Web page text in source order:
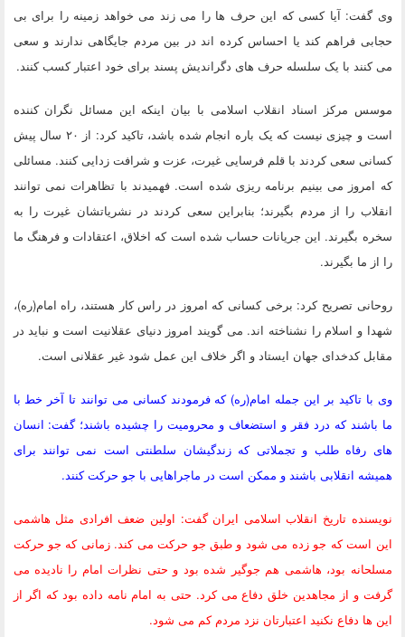
وی گفت: آیا کسی که این حرف ها را می زند می خواهد زمینه را برای بی
حجابی فراهم کند یا احساس کرده اند در بین مردم جایگاهی ندارند و سعی
می کنند با یک سلسله حرف های دگراندیش پسند برای خود اعتبار کسب کنند.
موسس مرکز اسناد انقلاب اسلامی با بیان اینکه این مسائل نگران کننده
است و چیزی نیست که یک باره انجام شده باشد، تاکید کرد: از ۲۰ سال پیش
کسانی سعی کردند با قلم فرسایی غیرت، عزت و شرافت زدایی کنند. مسائلی
که امروز می بینیم برنامه ریزی شده است. فهمیدند با تظاهرات نمی توانند
انقلاب را از مردم بگیرند؛ بنابراین سعی کردند در نشریاتشان غیرت را به
سخره بگیرند. این جریانات حساب شده است که اخلاق، اعتقادات و فرهنگ ما
را از ما بگیرند.
روحانی تصریح کرد: برخی کسانی که امروز در راس کار هستند، راه امام(ره)،
شهدا و اسلام را نشناخته اند. می گویند امروز دنیای عقلانیت است و نباید در
مقابل کدخدای جهان ایستاد و اگر خلاف این عمل شود غیر عقلانی است.
وی با تاکید بر این جمله امام(ره) که فرمودند کسانی می توانند تا آخر خط با
ما باشند که درد فقر و استضعاف و محرومیت را چشیده باشند؛ گفت: انسان
های رفاه طلب و تجملاتی که زندگیشان سلطنتی است نمی توانند برای
همیشه انقلابی باشند و ممکن است در ماجراهایی با جو حرکت کنند.
نویسنده تاریخ انقلاب اسلامی ایران گفت: اولین ضعف افرادی مثل هاشمی
این است که جو زده می شود و طبق جو حرکت می کند. زمانی که جو حرکت
مسلحانه بود، هاشمی هم جوگیر شده بود و حتی نظرات امام را نادیده می
گرفت و از مجاهدین خلق دفاع می کرد. حتی به امام نامه داده بود که اگر از
این ها دفاع نکنید اعتبارتان نزد مردم کم می شود.